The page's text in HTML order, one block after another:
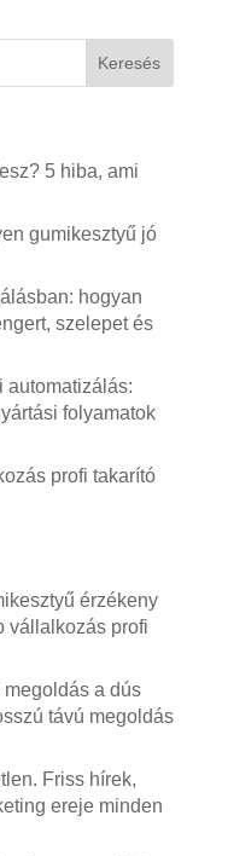
5 hiba, ami
gumikesztyű jó
hogyan
szelepet és
automatizálás:
folyamatok
profi takarító
érzékeny
vállalkozás profi
a dús
távú megoldás
Friss hírek,
ereje minden